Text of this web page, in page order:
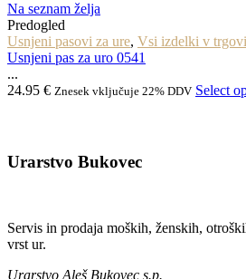
Na seznam želja
Predogled
Usnjeni pasovi za ure, Vsi izdelki v
Usnjeni pas za uro 0541
...
24.95 € Znesek vključuje 22% DDV Select
Urarstvo Bukovec
Servis in prodaja moških, ženskih,
vrst ur.
Urarstvo Aleš Bukovec s.p.